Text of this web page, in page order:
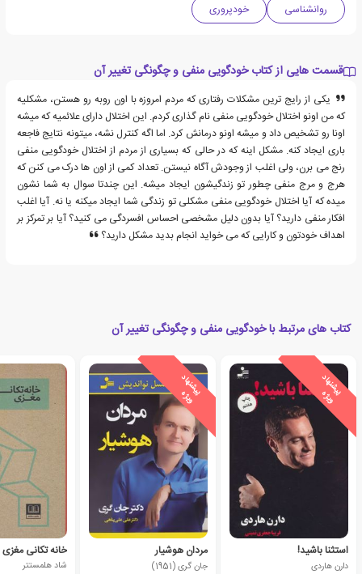
روانشناسی
خودپروری
قسمت هایی از کتاب خودگویی منفی و چگونگی تغییر آن
یکی از رایج ترین مشکلات رفتاری که مردم امروزه با اون روبه رو هستن، مشکلیه
که من اونو اختلال خودگویی منفی نام گذاری کردم. این اختلال دارای علائمیه که میشه
اونا رو تشخیص داد و میشه اونو درمانش کرد. اما اگه کنترل نشه، میتونه نتایج فاجعه
باری ایجاد کنه. مشکل اینه که در حالی که بسیاری از مردم از اختلال خودگویی منفی
رنج می برن، ولی اغلب از وجودش آگاه نیستن. تعداد کمی از اون ها درک می کنن که
هرج و مرج منفی چطور تو زندگیشون ایجاد میشه. این چندتا سوال به شما نشون
میده که آیا اختلال خودگویی منفی مشکلی تو زندگی شما ایجاد میکنه یا نه. آیا اغلب
افکار منفی دارید؟ آیا بدون دلیل مشخصی احساس افسردگی می کنید؟ آیا بر تمرکز بر
اهداف خودتون و کارایی که می خواید انجام بدید مشکل دارید؟
کتاب های مرتبط با خودگویی منفی و چگونگی تغییر آن
پ
ی
ش
ن
ه
ا
د
و
ی
ژ
ه
استثنا باشید!
دارن هاردی
پ
ی
ش
ن
ه
ا
د
و
ی
ژ
ه
مردان هوشیار
جان گری (1951)
خانه تکانی مغزی
شاد هلمستتر